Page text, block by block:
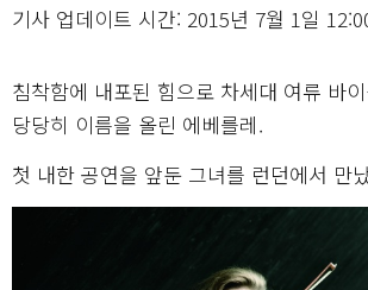
기사 업데이트 시간: 2015년 7월 1일
침착함에 내포된 힘으로 차세대 여류 바
당당히 이름을 올린 에베를레.
첫 내한 공연을 앞둔 그녀를 런던에서 만